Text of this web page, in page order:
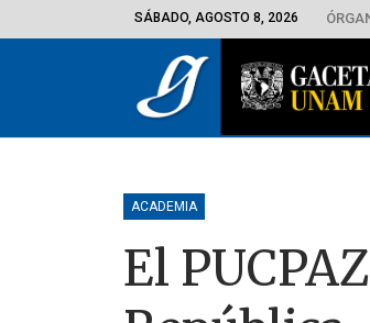
SÁBADO, AGOSTO 8, 2026
ACADEMIA
El